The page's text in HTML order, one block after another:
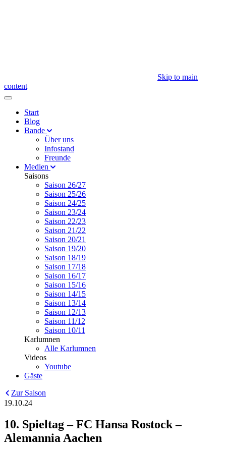
Skip to main
content
Start
Blog
Bande
Über uns
Infostand
Freunde
Medien
Saisons
Saison 26/27
Saison 25/26
Saison 24/25
Saison 23/24
Saison 22/23
Saison 21/22
Saison 20/21
Saison 19/20
Saison 18/19
Saison 17/18
Saison 16/17
Saison 15/16
Saison 14/15
Saison 13/14
Saison 12/13
Saison 11/12
Saison 10/11
Karlumnen
Alle Karlumnen
Videos
Youtube
Gäste
Zur Saison
19.10.24
10. Spieltag – FC Hansa Rostock –
Alemannia Aachen